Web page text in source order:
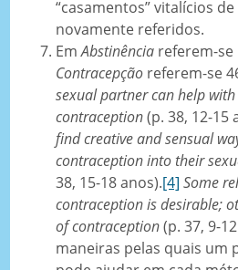
“casamentos” vitalícios
novamente referidos.
EmAbstinência referem-se
Contracepção referem-se
sexual partner can help
contraception(p. 38, 12-15
find creative and sensual
contraception into their
38, 15-18 anos).[4] Some
contraception is desirable;
of contraception(p. 37, 9-
maneiras pelas quais um